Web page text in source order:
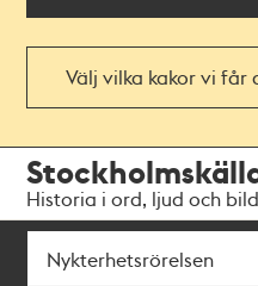
Välj vilka kakor vi får
navigationen
huvudinnehållet
Historia i ord, ljud och bild
Sök